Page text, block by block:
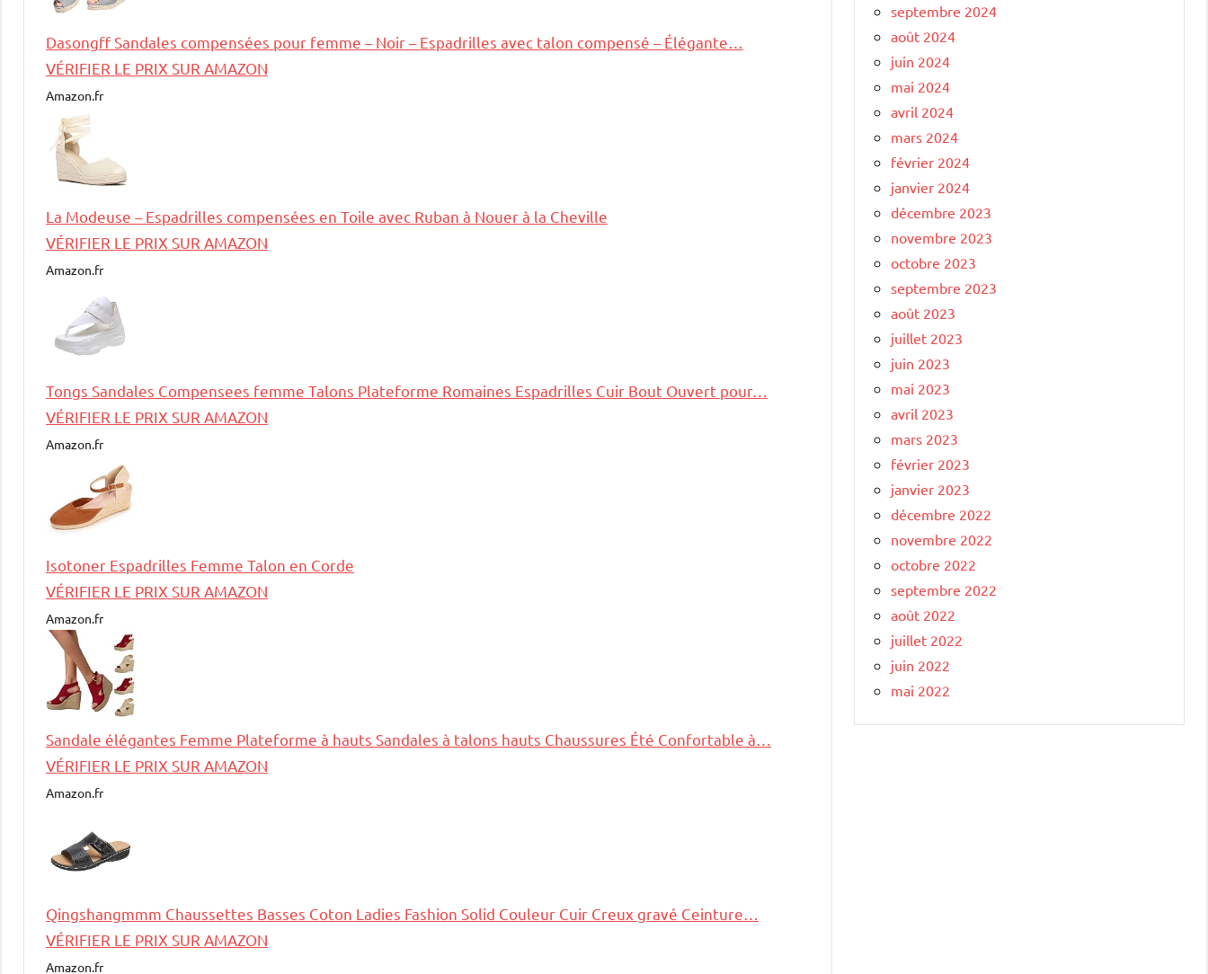
Dasongff Sandales compensées pour femme – Noir – Espadrilles avec talon compensé – Élégante…
VÉRIFIER LE PRIX SUR AMAZON
Amazon.fr
La Modeuse – Espadrilles compensées en Toile avec Ruban à Nouer à la Cheville
VÉRIFIER LE PRIX SUR AMAZON
Amazon.fr
Tongs Sandales Compensees femme Talons Plateforme Romaines Espadrilles Cuir Bout Ouvert pour…
VÉRIFIER LE PRIX SUR AMAZON
Amazon.fr
Isotoner Espadrilles Femme Talon en Corde
VÉRIFIER LE PRIX SUR AMAZON
Amazon.fr
Sandale élégantes Femme Plateforme à hauts Sandales à talons hauts Chaussures Été Confortable à…
VÉRIFIER LE PRIX SUR AMAZON
Amazon.fr
Qingshangmmm Chaussettes Basses Coton Ladies Fashion Solid Couleur Cuir Creux gravé Ceinture…
VÉRIFIER LE PRIX SUR AMAZON
Amazon.fr
septembre 2024
août 2024
juin 2024
mai 2024
avril 2024
mars 2024
février 2024
janvier 2024
décembre 2023
novembre 2023
octobre 2023
septembre 2023
août 2023
juillet 2023
juin 2023
mai 2023
avril 2023
mars 2023
février 2023
janvier 2023
décembre 2022
novembre 2022
octobre 2022
septembre 2022
août 2022
juillet 2022
juin 2022
mai 2022